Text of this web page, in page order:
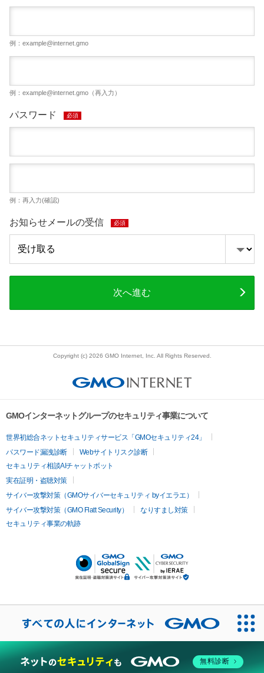
例： example@internet.gmo
例： example@internet.gmo （再入力）
パスワード 必須
例：再入力(確認)
お知らせメールの受信 必須
次へ進む
Copyright (c) 2026 GMO Internet, Inc. All Rights Reserved.
GMOインターネットグループのセキュリティ事業について
世界初総合ネットセキュリティサービス「GMOセキュリティ24」
パスワード漏洩診断
Webサイトリスク診断
セキュリティ相談AIチャットボット
実在証明・盗聴対策
サイバー攻撃対策（GMOサイバーセキュリティ byイエラエ）
サイバー攻撃対策（GMO Flatt Security）
なりすまし対策
セキュリティ事業の軌跡
無料診断